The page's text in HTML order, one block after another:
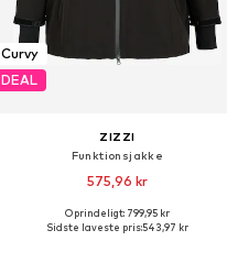
Curvy
DEAL
ZIZZI
Funktionsjakke
575,96 kr
Oprindeligt: 799,95 kr
Sidste laveste pris:543,97 kr